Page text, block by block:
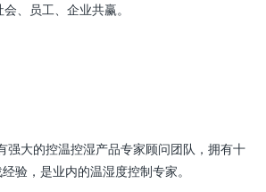
、员工、企业共赢。
强大的控温控湿产品专家顾问团队，拥有十
验，是业内的温湿度控制专家。